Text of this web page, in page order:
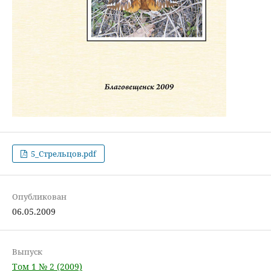
5_Стрельцов.pdf
Опубликован
06.05.2009
Выпуск
Том 1 № 2 (2009)